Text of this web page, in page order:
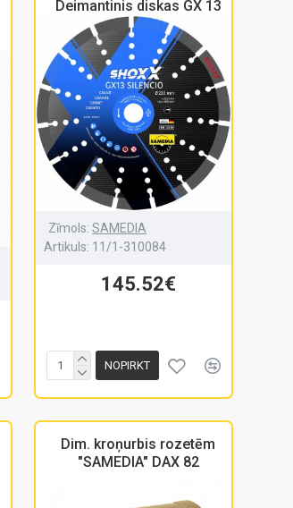
Deimantinis diskas GX 13
Zīmols: SAMEDIA
Artikuls: 11/1-310084
145.52€
NOPIRKT
Dim. kroņurbis rozetēm
"SAMEDIA" DAX 82